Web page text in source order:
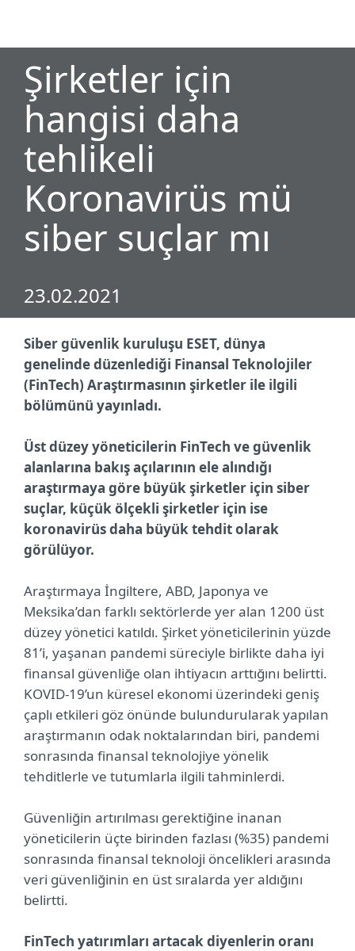
Şirketler için
hangisi daha
tehlikeli
Koronavirüs mü
siber suçlar mı
23.02.2021
Siber güvenlik kuruluşu ESET, dünya
genelinde düzenlediği Finansal Teknolojiler
(FinTech) Araştırmasının şirketler ile ilgili
bölümünü yayınladı.
Üst düzey yöneticilerin FinTech ve güvenlik
alanlarına bakış açılarının ele alındığı
araştırmaya göre büyük şirketler için siber
suçlar, küçük ölçekli şirketler için ise
koronavirüs daha büyük tehdit olarak
görülüyor.
Araştırmaya İngiltere, ABD, Japonya ve
Meksika’dan farklı sektörlerde yer alan 1200 üst
düzey yönetici katıldı. Şirket yöneticilerinin yüzde
81’i, yaşanan pandemi süreciyle birlikte daha iyi
finansal güvenliğe olan ihtiyacın arttığını belirtti.
KOVID-19’un küresel ekonomi üzerindeki geniş
çaplı etkileri göz önünde bulundurularak yapılan
araştırmanın odak noktalarından biri, pandemi
sonrasında finansal teknolojiye yönelik
tehditlerle ve tutumlarla ilgili tahminlerdi.
Güvenliğin artırılması gerektiğine inanan
yöneticilerin üçte birinden fazlası (%35) pandemi
sonrasında finansal teknoloji öncelikleri arasında
veri güvenliğinin en üst sıralarda yer aldığını
belirtti.
FinTech yatırımları artacak diyenlerin oranı